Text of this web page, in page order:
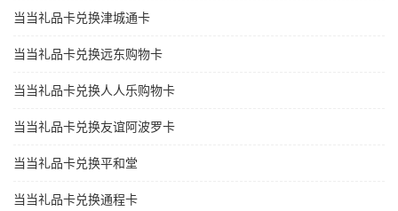
当当礼品卡兑换津城通卡
当当礼品卡兑换远东购物卡
当当礼品卡兑换人人乐购物卡
当当礼品卡兑换友谊阿波罗卡
当当礼品卡兑换平和堂
当当礼品卡兑换通程卡